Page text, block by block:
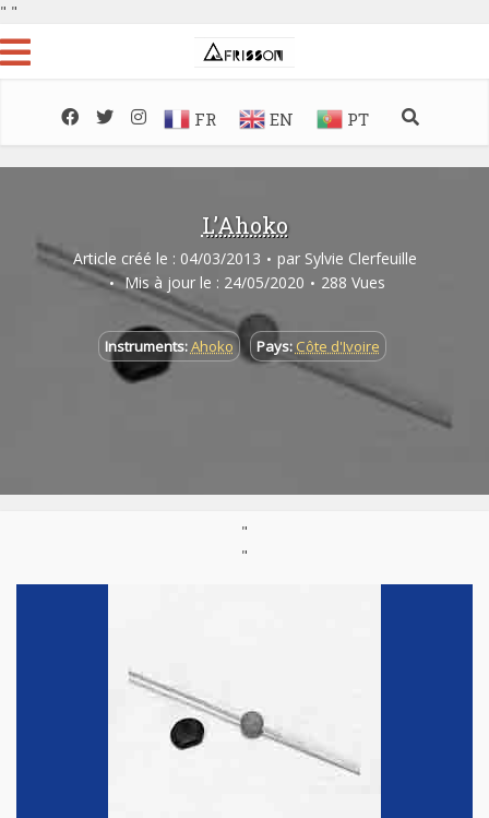
" "
FR EN PT
L’Ahoko
Article créé le : 04/03/2013 par Sylvie Clerfeuille
Mis à jour le : 24/05/2020
288 Vues
Instruments:Ahoko Pays:Côte d'Ivoire
"
"